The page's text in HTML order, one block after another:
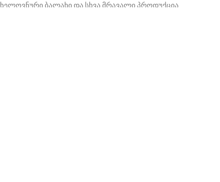
ხელოვნური ბალახი და სხვა მრავალი პროდუქცია